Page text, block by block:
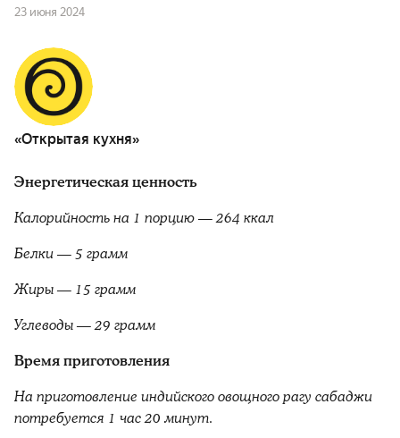
23 июня 2024
«Открытая кухня»
Энергетическая ценность
Калорийность на 1 порцию — 264 ккал
Белки — 5 грамм
Жиры — 15 грамм
Углеводы — 29 грамм
Время приготовления
На приготовление индийского овощного рагу сабаджи
потребуется 1 час 20 минут.